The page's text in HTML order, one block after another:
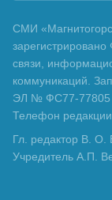
СМИ
связи,
коммуникаций.
ЭЛ № ФС77-77805
Телефон
Гл. редактор В. О.
Учредитель А.П.